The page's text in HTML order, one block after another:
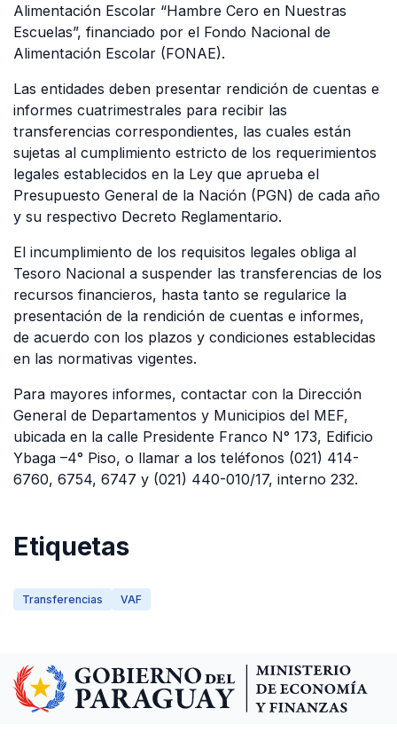
Alimentación Escolar “Hambre Cero en Nuestras
Escuelas”, financiado por el Fondo Nacional de
Alimentación Escolar (FONAE).
Las entidades deben presentar rendición de cuentas e
informes cuatrimestrales para recibir las
transferencias correspondientes, las cuales están
sujetas al cumplimiento estricto de los requerimientos
legales establecidos en la Ley que aprueba el
Presupuesto General de la Nación (PGN) de cada año
y su respectivo Decreto Reglamentario.
El incumplimiento de los requisitos legales obliga al
Tesoro Nacional a suspender las transferencias de los
recursos financieros, hasta tanto se regularice la
presentación de la rendición de cuentas e informes,
de acuerdo con los plazos y condiciones establecidas
en las normativas vigentes.
Para mayores informes, contactar con la Dirección
General de Departamentos y Municipios del MEF,
ubicada en la calle Presidente Franco N° 173, Edificio
Ybaga –4° Piso, o llamar a los teléfonos (021) 414-
6760, 6754, 6747 y (021) 440-010/17, interno 232.
Etiquetas
Transferencias VAF